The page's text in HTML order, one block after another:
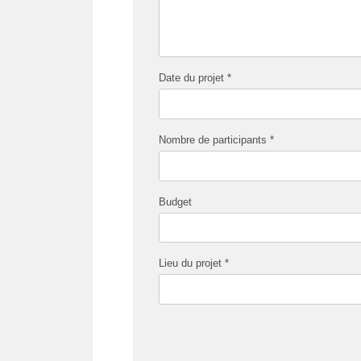
Date du projet *
Nombre de participants *
Budget
Lieu du projet *